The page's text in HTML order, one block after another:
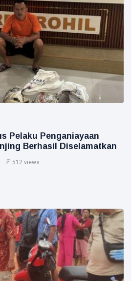
Pelaku Penganiayaan
Berhasil Diselamatkan
512 views